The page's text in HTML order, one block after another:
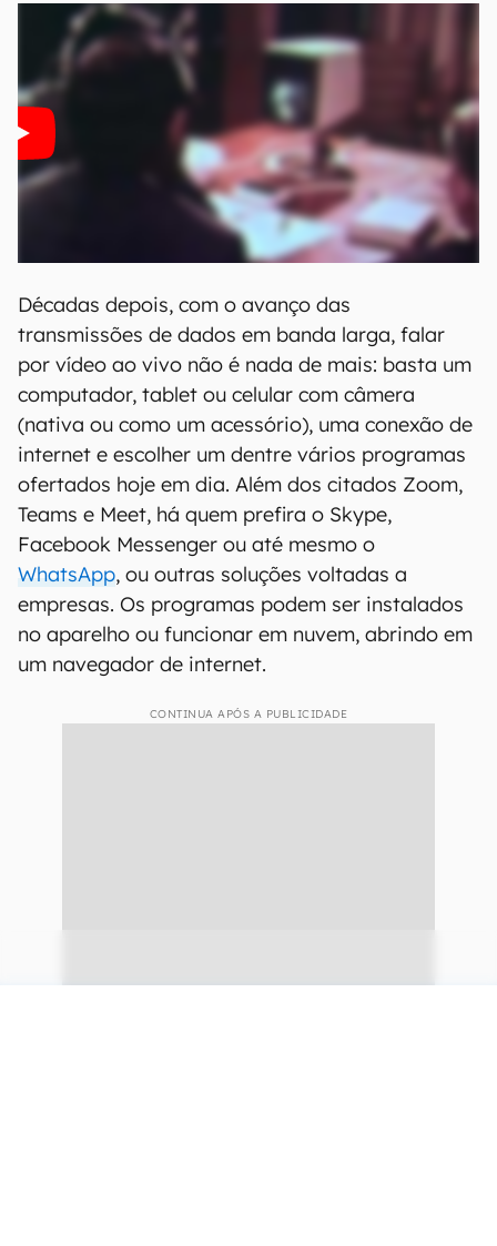
Décadas depois, com o avanço das
transmissões de dados em banda larga, falar
por vídeo ao vivo não é nada de mais: basta um
computador, tablet ou celular com câmera
(nativa ou como um acessório), uma conexão de
internet e escolher um dentre vários programas
ofertados hoje em dia. Além dos citados Zoom,
Teams e Meet, há quem prefira o Skype,
Facebook Messenger ou até mesmo o
WhatsApp, ou outras soluções voltadas a
empresas. Os programas podem ser instalados
no aparelho ou funcionar em nuvem, abrindo em
um navegador de internet.
CONTINUA APÓS A PUBLICIDADE